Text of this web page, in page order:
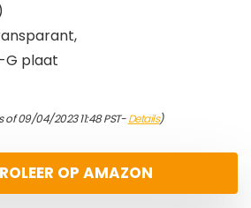
G plaat
of 09/04/2023 11:48 PST-Details)
OP AMAZON